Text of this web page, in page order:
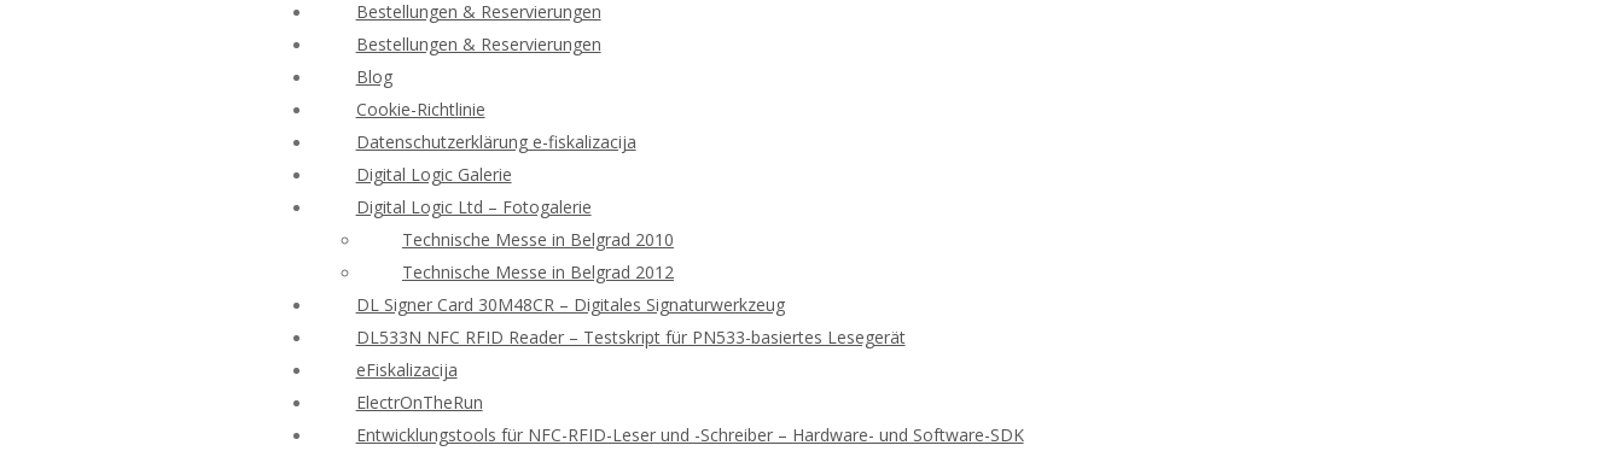
Bestellungen & Reservierungen
Bestellungen & Reservierungen
Blog
Cookie-Richtlinie
Datenschutzerklärung e-fiskalizacija
Digital Logic Galerie
Digital Logic Ltd – Fotogalerie
Technische Messe in Belgrad 2010
Technische Messe in Belgrad 2012
DL Signer Card 30M48CR – Digitales Signaturwerkzeug
DL533N NFC RFID Reader – Testskript für PN533-basiertes Lesegerät
eFiskalizacija
ElectrOnTheRun
Entwicklungstools für NFC-RFID-Leser und -Schreiber – Hardware- und Software-SDK